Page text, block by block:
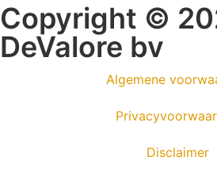
Copyright ©
DeValore bv
Algemene
Disclaimer